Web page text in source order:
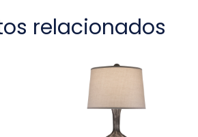
relacionados